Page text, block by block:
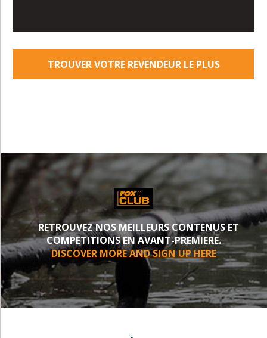
TROUVER VOTRE REVENDEUR LE PLUS
RETROUVEZ NOS MEILLEURS CONTENUS ET
COMPETITIONS EN AVANT-PREMIERE.
DISCOVER MORE AND SIGN UP HERE